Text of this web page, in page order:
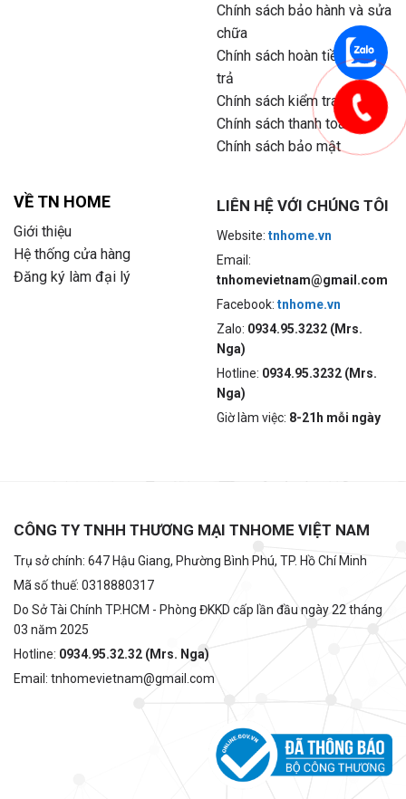
Chính sách bảo hành và sửa
chữa
Chính sách hoàn tiền và đổi
trả
Chính sách kiểm tra hàng
Chính sách thanh toán
Chính sách bảo mật
VỀ TN HOME
Giới thiệu
Hệ thống cửa hàng
Đăng ký làm đại lý
LIÊN HỆ VỚI CHÚNG TÔI
Website: tnhome.vn
Email:
tnhomevietnam@gmail.com
Facebook: tnhome.vn
Zalo: 0934.95.3232 (Mrs.
Nga)
Hotline: 0934.95.3232 (Mrs.
Nga)
Giờ làm việc: 8-21h mỗi ngày
CÔNG TY TNHH THƯƠNG MẠI TNHOME VIỆT NAM
Trụ sở chính: 647 Hậu Giang, Phường Bình Phú, TP. Hồ Chí Minh
Mã số thuế: 0318880317
Do Sở Tài Chính TP.HCM - Phòng ĐKKD cấp lần đầu ngày 22 tháng
03 năm 2025
Hotline: 0934.95.32.32 (Mrs. Nga)
Email: tnhomevietnam@gmail.com